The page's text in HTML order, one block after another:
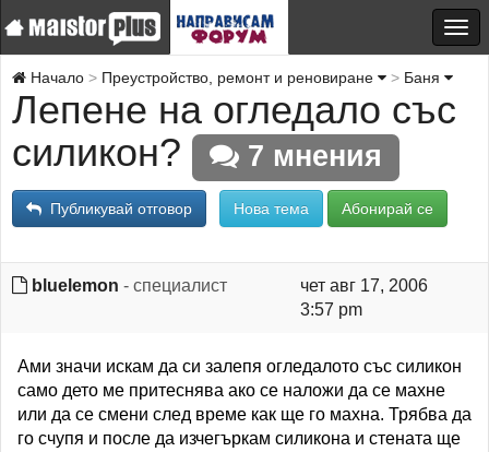
Начало Преустройство, ремонт и реновиране Баня
Лепене на огледало със
силикон?
7 мнения
Публикувай отговор Нова тема Абонирай се
bluelemon - специалист
чет авг 17, 2006
3:57 pm
Ами значи искам да си залепя огледалото със силикон
само дето ме притеснява ако се наложи да се махне
или да се смени след време как ще го махна. Трябва да
го счупя и после да изчегъркам силикона и стената ще